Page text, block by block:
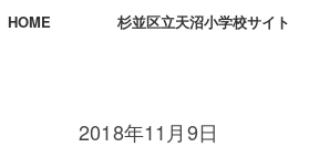
HOME 杉並区立天沼小学校サイト
2018年11月9日